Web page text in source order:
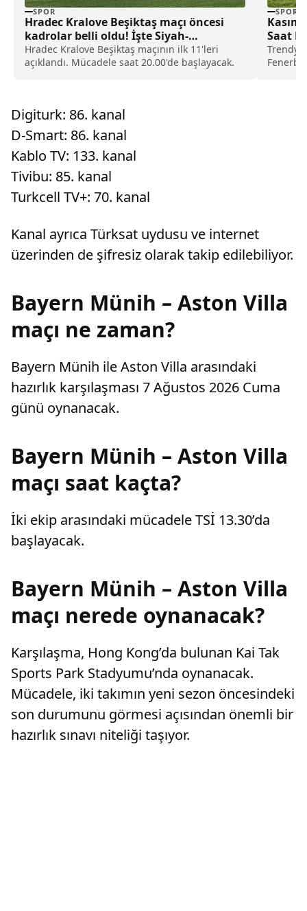
SPOR
Hradec Kralove Beşiktaş maçı öncesi
kadrolar belli oldu! İşte Siyah-
Beyazlıların 11’i
Hradec Kralove Beşiktaş maçının ilk 11'leri
açıklandı. Mücadele saat 20.00'de başlayacak.
SPOR
Saat
Digiturk: 86. kanal
D-Smart: 86. kanal
Kablo TV: 133. kanal
Tivibu: 85. kanal
Turkcell TV+: 70. kanal
Kanal ayrıca Türksat uydusu ve internet
üzerinden de şifresiz olarak takip edilebiliyor.
Bayern Münih – Aston Villa
maçı ne zaman?
Bayern Münih ile Aston Villa arasındaki
hazırlık karşılaşması 7 Ağustos 2026 Cuma
günü oynanacak.
Bayern Münih – Aston Villa
maçı saat kaçta?
İki ekip arasındaki mücadele TSİ 13.30’da
başlayacak.
Bayern Münih – Aston Villa
maçı nerede oynanacak?
Karşılaşma, Hong Kong’da bulunan Kai Tak
Sports Park Stadyumu’nda oynanacak.
Mücadele, iki takımın yeni sezon öncesindeki
son durumunu görmesi açısından önemli bir
hazırlık sınavı niteliği taşıyor.